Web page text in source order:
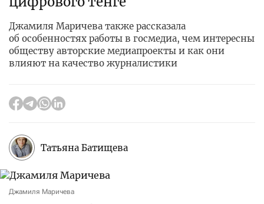
Джамиля Маричева также рассказала
об особенностях работы в госмедиа, чем интересны
обществу авторские медиапроекты и как они
влияют на качество журналистики
Татьяна Батищева
Джамиля Маричева